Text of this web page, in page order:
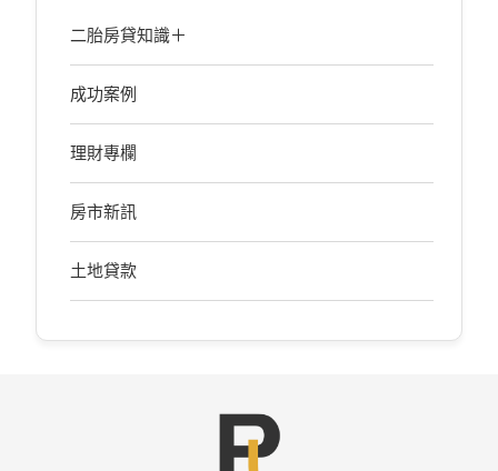
二胎房貸知識＋
成功案例
理財專欄
房市新訊
土地貸款